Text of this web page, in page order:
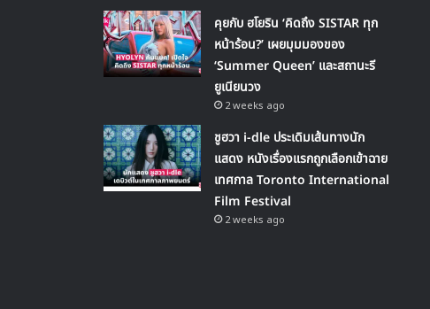
คุยกับ ฮโยริน ‘คิดถึง SISTAR ทุก
หน้าร้อน?’ เผยมุมมองของ
‘Summer Queen’ และสถานะรี
ยูเนียนวง
2 weeks ago
ชูฮวา i-dle ประเดิมเส้นทางนัก
แสดง หนังเรื่องแรกถูกเลือกเข้าฉาย
เทศกาล Toronto International
Film Festival
2 weeks ago